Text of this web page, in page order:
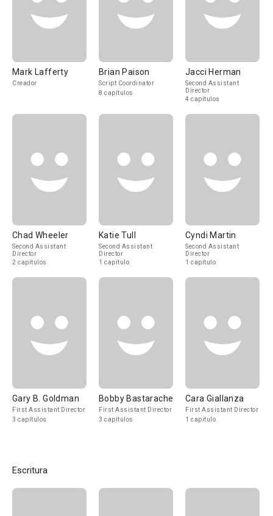
Mark Lafferty
Creador
Brian Paison
Script Coordinator
8 capítulos
Jacci Herman
Second Assistant
Director
4 capítulos
Chad Wheeler
Second Assistant
Director
2 capítulos
Katie Tull
Second Assistant
Director
1 capítulo
Cyndi Martin
Second Assistant
Director
1 capítulo
Gary B. Goldman
First Assistant Director
3 capítulos
Bobby Bastarache
First Assistant Director
3 capítulos
Cara Giallanza
First Assistant Director
1 capítulo
Escritura